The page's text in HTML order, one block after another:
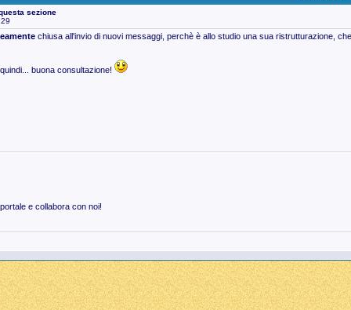
sezione
chiusa all'invio di nuovi messaggi, perchè è allo studio una sua ristrutturazione,
buona consultazione!
e collabora con noi!